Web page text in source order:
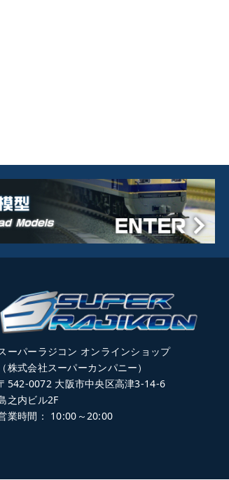
ーパーラジコン オンラインショップ
（株式会社スーパーカンパニー）
542-0072 大阪市中央区高津3-14-6
之内ビル2F
業時間： 10:00～20:00